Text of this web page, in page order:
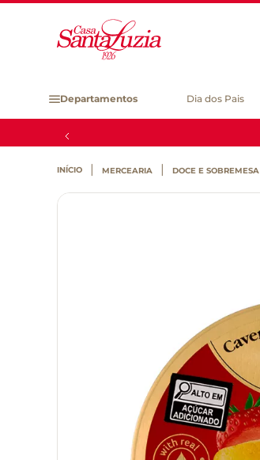
Departamentos Dia dos Pais
MERCEARIA DOCE E SOBREMESA